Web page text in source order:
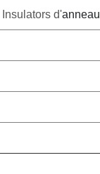
Insulators d'anneau